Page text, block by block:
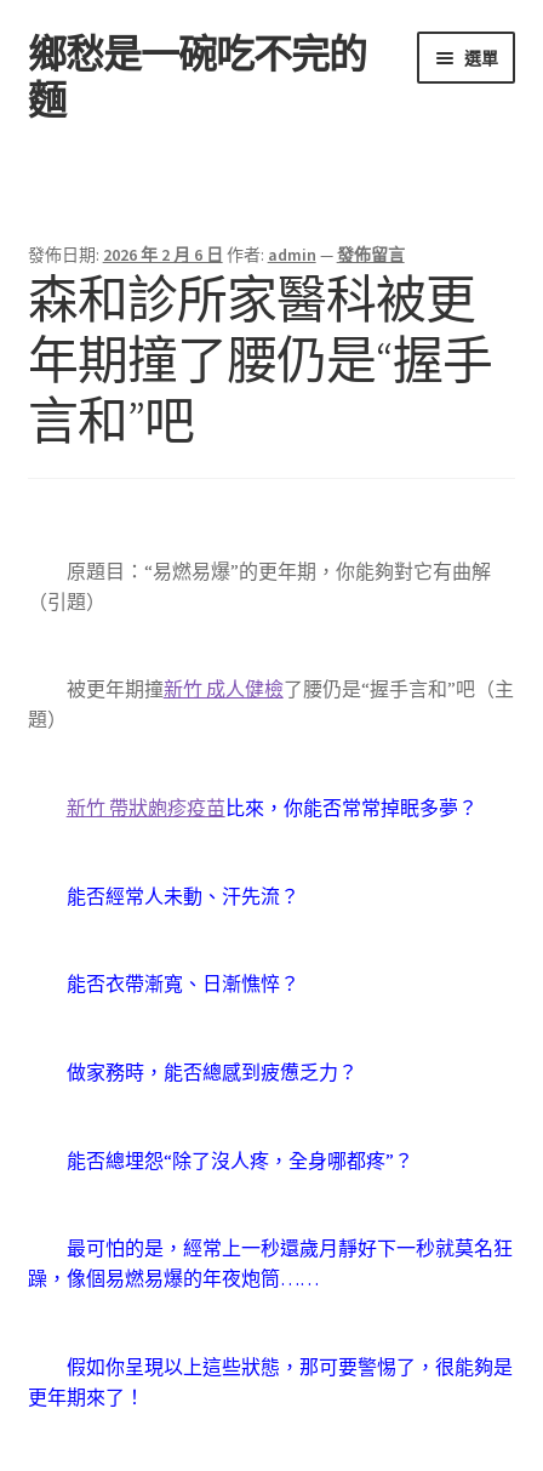
跳
至
導
跳
至
主
鄉愁是一碗吃不完的
麵
選單
發佈日期: 2026 年 2 月 6 日 作者: admin —發佈留言
森和診所家醫科被更
年期撞了腰仍是“握手
言和”吧
原題目：“易燃易爆”的更年期，你能夠對它有曲解
（引題）
被更年期撞新竹 成人健檢了腰仍是“握手言和”吧（主
題）
新竹 帶狀皰疹疫苗比來，你能否常常掉眠多夢？
能否經常人未動、汗先流？
能否衣帶漸寬、日漸憔悴？
做家務時，能否總感到疲憊乏力？
能否總埋怨“除了沒人疼，全身哪都疼”？
最可怕的是，經常上一秒還歲月靜好下一秒就莫名狂
躁，像個易燃易爆的年夜炮筒……
假如你呈現以上這些狀態，那可要警惕了，很能夠是
更年期來了！